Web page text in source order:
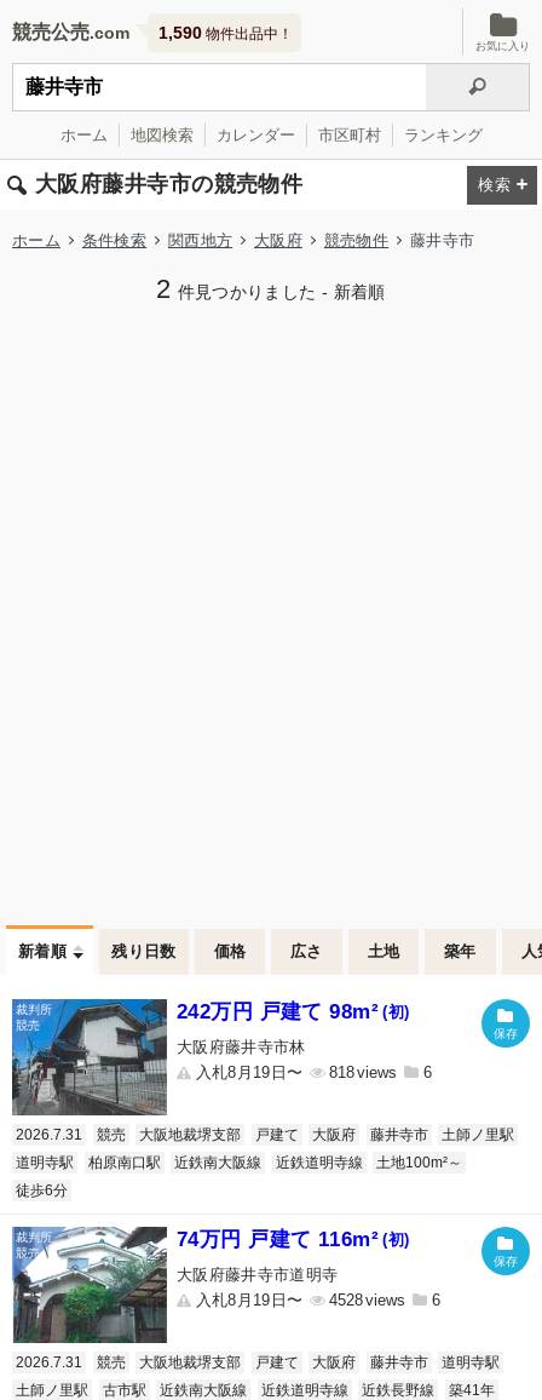
競売公売 1,590 物件出品中！
お気に入り
ホーム 地図検索 カレンダー 市区町村 ランキング
大阪府藤井寺市の競売物件
ホーム 条件検索 関西地方 大阪府 競売物件 藤井寺市
2 件見つかりました - 新着順
新着順 残り日数 価格 広さ 土地 築年 人
242万円 戸建て 98m² (初)
大阪府藤井寺市林
入札8月19日〜
818 6
2026.7.31 競売 大阪地裁堺支部 戸建て 大阪府 藤井寺市
土師ノ里駅
道明寺駅
柏原南口駅 近鉄南大阪線 近鉄道明寺線
土地100m²～
徒歩6分
74万円 戸建て 116m² (初)
大阪府藤井寺市道明寺
入札8月19日〜
4528 6
2026.7.31 競売 大阪地裁堺支部 戸建て 大阪府 藤井寺市
道明寺駅
土師ノ里駅
古市駅 近鉄南大阪線 近鉄道明寺線 近鉄長野線
築41年